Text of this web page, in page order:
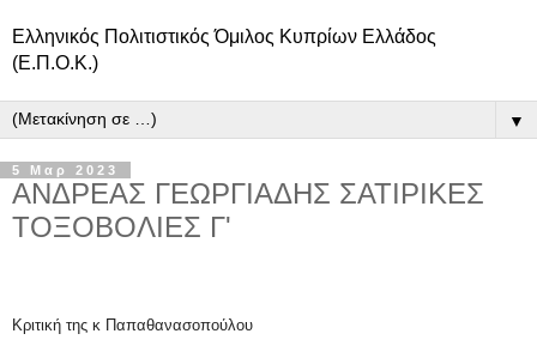
Ελληνικός Πολιτιστικός Όμιλος Κυπρίων Ελλάδος
(Ε.Π.Ο.Κ.)
▼
5 Μαρ 2023
ΑΝΔΡΕΑΣ ΓΕΩΡΓΙΑΔΗΣ ΣΑΤΙΡΙΚΕΣ
ΤΟΞΟΒΟΛΙΕΣ Γ'
Κριτική της κ Παπαθανασοπούλου